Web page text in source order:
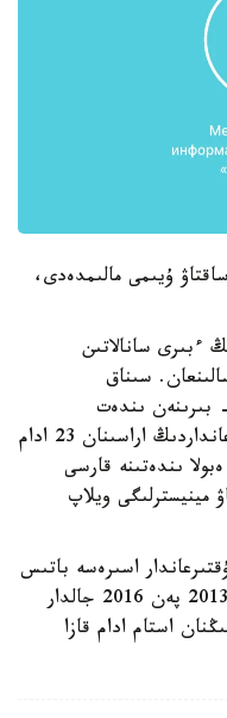
ۇيىمى مالىمدەدى،
ءبىرى سانالاتىن
سالىنعان. سىناق
بىرىنەن ىندەت
بەلگىلەرى تابىلمادى. ال ەكپە سالىنباعانداردىڭ اراسىنان 23 ادام
ىندەتىنە قارسى
مينيسترلىگى ويلاپ
اسىرەسە باتىس
افريكا ەلدەرىندە ءجيى كەزدەسەدى. 2013 پەن 2016 جالدار
وسى دەرت كەسىرىنەن 11 مىڭنان استام ادام قازا